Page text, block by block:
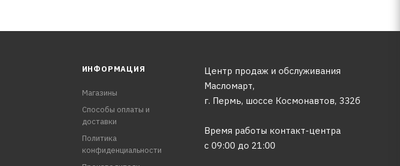
ИНФОРМАЦИЯ
Магазины
Способы оплаты и
доставки
Политика
конфиденциальности
Центр продаж и обслуживания
Масломарт,
г. Пермь, шоссе Космонавтов, 332б
Время работы контакт-центра
с 09:00 до 21:00